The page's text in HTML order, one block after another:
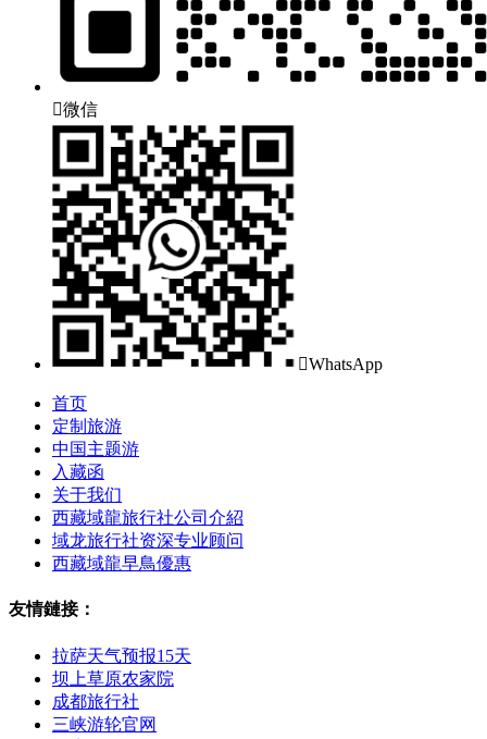
微信
WhatsApp
首页
定制旅游
中国主题游
入藏函
关于我们
西藏域龍旅行社公司介紹
域龙旅行社资深专业顾问
西藏域龍早鳥優惠
友情鏈接：
拉萨天气预报15天
坝上草原农家院
成都旅行社
三峡游轮官网